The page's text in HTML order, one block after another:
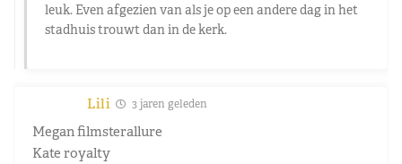
leuk. Even afgezien van als je op een andere dag in het
stadhuis trouwt dan in de kerk.
Lili 3 jaren geleden
Megan filmsterallure
Kate royalty